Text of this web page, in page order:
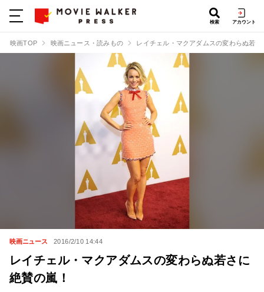
検索 アカウント
映画TOP 映画ニュース・読みもの レイチェル・マクアダムスの変わらぬ若さ
映画ニュース 2016/2/10 14:44
レイチェル・マクアダムスの変わらぬ若さに
絶賛の嵐！